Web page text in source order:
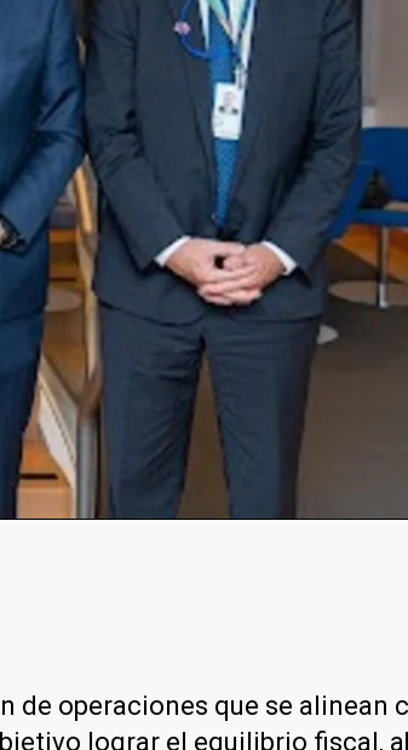
de operaciones que se alinean
lograr el equilibrio fiscal,